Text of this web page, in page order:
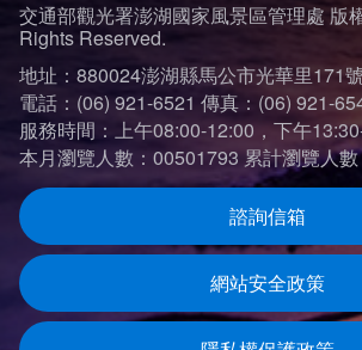
交通部觀光署澎湖國家風景區管理處 版
Rights Reserved.
地址：880024澎湖縣馬公市光華里171號
電話：(06) 921-6521 傳真：(06) 921-
服務時間：上午08:00-12:00，下午
本月瀏覽人數：00501793 累計瀏覽人
諮詢信箱
網站安全政策